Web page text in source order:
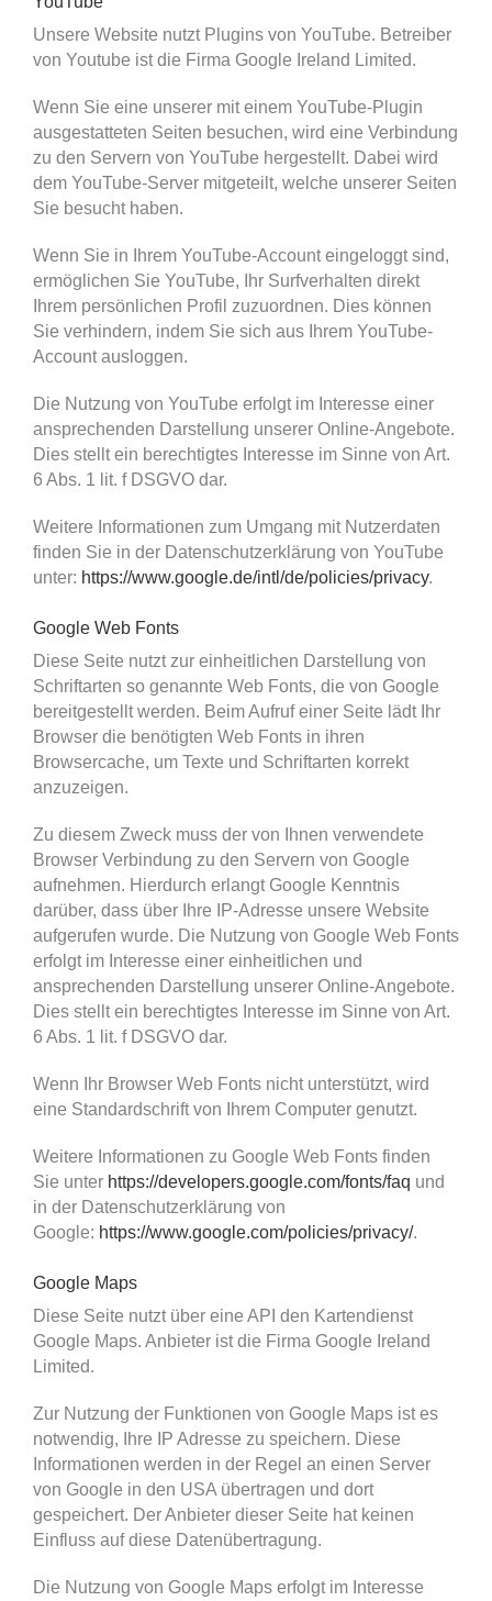
Unsere Website nutzt Plugins von YouTube. Betreiber
von Youtube ist die Firma Google Ireland Limited.
Wenn Sie eine unserer mit einem YouTube-Plugin
ausgestatteten Seiten besuchen, wird eine Verbindung
zu den Servern von YouTube hergestellt. Dabei wird
dem YouTube-Server mitgeteilt, welche unserer Seiten
Sie besucht haben.
Wenn Sie in Ihrem YouTube-Account eingeloggt sind,
ermöglichen Sie YouTube, Ihr Surfverhalten direkt
Ihrem persönlichen Profil zuzuordnen. Dies können
Sie verhindern, indem Sie sich aus Ihrem YouTube-
Account ausloggen.
Die Nutzung von YouTube erfolgt im Interesse einer
ansprechenden Darstellung unserer Online-Angebote.
Dies stellt ein berechtigtes Interesse im Sinne von Art.
6 Abs. 1 lit. f DSGVO dar.
Weitere Informationen zum Umgang mit Nutzerdaten
finden Sie in der Datenschutzerklärung von YouTube
unter: https://www.google.de/intl/de/policies/privacy.
Google Web Fonts
Diese Seite nutzt zur einheitlichen Darstellung von
Schriftarten so genannte Web Fonts, die von Google
bereitgestellt werden. Beim Aufruf einer Seite lädt Ihr
Browser die benötigten Web Fonts in ihren
Browsercache, um Texte und Schriftarten korrekt
anzuzeigen.
Zu diesem Zweck muss der von Ihnen verwendete
Browser Verbindung zu den Servern von Google
aufnehmen. Hierdurch erlangt Google Kenntnis
darüber, dass über Ihre IP-Adresse unsere Website
aufgerufen wurde. Die Nutzung von Google Web Fonts
erfolgt im Interesse einer einheitlichen und
ansprechenden Darstellung unserer Online-Angebote.
Dies stellt ein berechtigtes Interesse im Sinne von Art.
6 Abs. 1 lit. f DSGVO dar.
Wenn Ihr Browser Web Fonts nicht unterstützt, wird
eine Standardschrift von Ihrem Computer genutzt.
Weitere Informationen zu Google Web Fonts finden
Sie unter https://developers.google.com/fonts/faq und
in der Datenschutzerklärung von
Google: https://www.google.com/policies/privacy/.
Google Maps
Diese Seite nutzt über eine API den Kartendienst
Google Maps. Anbieter ist die Firma Google Ireland
Limited.
Zur Nutzung der Funktionen von Google Maps ist es
notwendig, Ihre IP Adresse zu speichern. Diese
Informationen werden in der Regel an einen Server
von Google in den USA übertragen und dort
gespeichert. Der Anbieter dieser Seite hat keinen
Einfluss auf diese Datenübertragung.
Die Nutzung von Google Maps erfolgt im Interesse